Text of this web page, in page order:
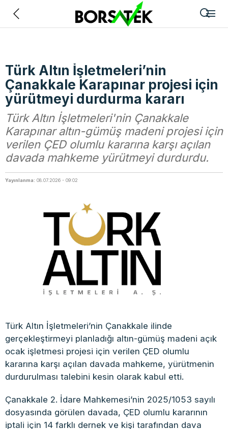
Türk Altın İşletmeleri’nin
Çanakkale Karapınar projesi için
yürütmeyi durdurma kararı
Türk Altın İşletmeleri'nin Çanakkale
Karapınar altın-gümüş madeni projesi için
verilen ÇED olumlu kararına karşı açılan
davada mahkeme yürütmeyi durdurdu.
Yayınlanma: 08.07.2026 - 09:02
Türk Altın İşletmeleri’nin Çanakkale ilinde
gerçekleştirmeyi planladığı altın-gümüş madeni açık
ocak işletmesi projesi için verilen ÇED olumlu
kararına karşı açılan davada mahkeme, yürütmenin
durdurulması talebini kesin olarak kabul etti.
Çanakkale 2. İdare Mahkemesi’nin 2025/1053 sayılı
dosyasında görülen davada, ÇED olumlu kararının
iptali için 14 farklı dernek ve kişi tarafından dava